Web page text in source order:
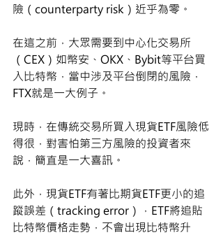
險（counterparty risk）近乎為零。
在這之前，大眾需要到中心化交易所
（CEX）如幣安、OKX、Bybit等平台買
入比特幣，當中涉及平台倒閉的風險，
FTX就是一大例子。
現時，在傳統交易所買入現貨ETF風險低
得很，對害怕第三方風險的投資者來
說，簡直是一大喜訊。
此外，現貨ETF有著比期貨ETF更小的追
蹤誤差（tracking error），ETF將追貼
比特幣價格走勢，不會出現比特幣升